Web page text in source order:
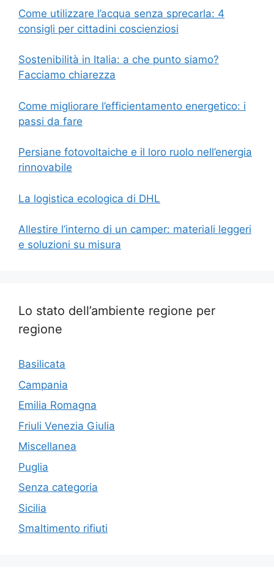
Come utilizzare l’acqua senza sprecarla: 4
consigli per cittadini coscienziosi
Sostenibilità in Italia: a che punto siamo?
Facciamo chiarezza
Come migliorare l’efficientamento energetico: i
passi da fare
Persiane fotovoltaiche e il loro ruolo nell’energia
rinnovabile
La logistica ecologica di DHL
Allestire l’interno di un camper: materiali leggeri
e soluzioni su misura
Lo stato dell’ambiente regione per
regione
Basilicata
Campania
Emilia Romagna
Friuli Venezia Giulia
Miscellanea
Puglia
Senza categoria
Sicilia
Smaltimento rifiuti